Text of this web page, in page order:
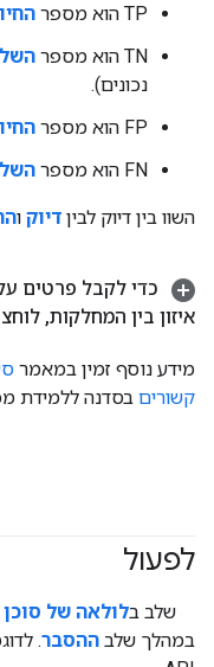
TP הוא מספר
‫TN הוא מספר
נכונים).
‫FP הוא מספר
‫FN הוא מספר
השוו בין דיוק לבין דיוק ו
כדי לקבל פרטים
איזון בין המחלקות,
מידע נוסף זמין במאמר
קשורים בסדנה ללמידת
לפעול
#agent
שלב בלולאה של סוכן
במהלך שלב ההסבר.